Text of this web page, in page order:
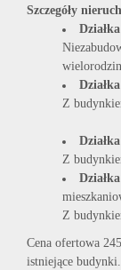
Szczegóły
Z
Z
Z
Cena ofertowa
istniejące